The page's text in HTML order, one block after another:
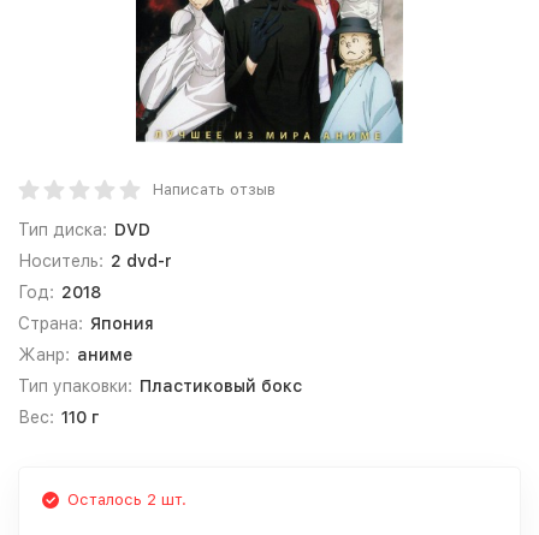
Написать отзыв
Тип диска: DVD
Носитель: 2 dvd-r
Год: 2018
Страна: Япония
Жанр: аниме
Тип упаковки: Пластиковый бокс
Вес: 110 г
Осталось 2 шт.